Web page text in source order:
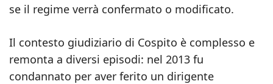
se il regime verrà confermato o modificato.
Il contesto giudiziario di Cospito è complesso e
remonta a diversi episodi: nel 2013 fu
condannato per aver ferito un dirigente